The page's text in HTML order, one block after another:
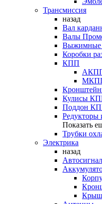
Трансмиссия
назад
Вал
Валы
Выжимные
Коробки
КПП
Кулисы
Поддон
Редукторы
Показать
Трубки
Электрика
назад